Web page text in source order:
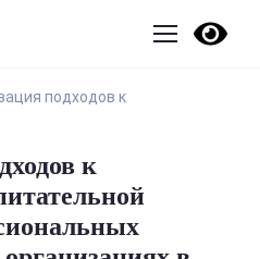
подходов к
к